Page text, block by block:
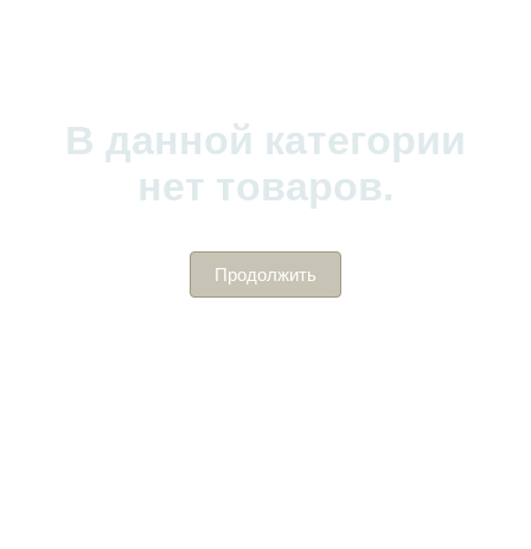
В данной категории
нет товаров.
Продолжить